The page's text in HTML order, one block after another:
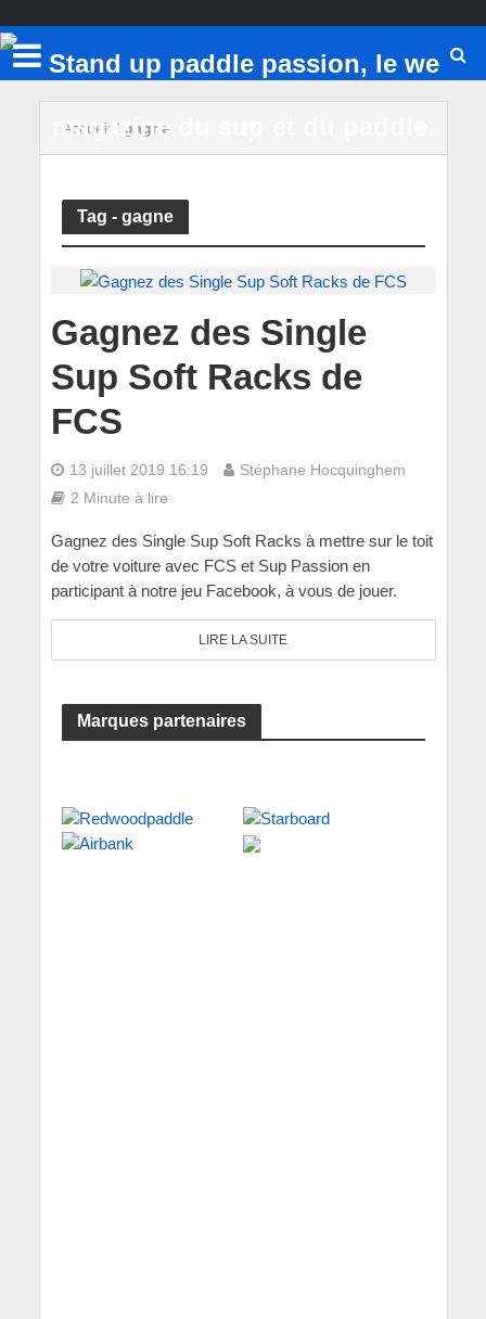
Accueil/ gagne
Tag - gagne
Gagnez des Single
Sup Soft Racks de
FCS
13 juillet 2019 16:19
Stéphane Hocquinghem
2 Minute à lire
Gagnez des Single Sup Soft Racks à mettre sur le toit
de votre voiture avec FCS et Sup Passion en
participant à notre jeu Facebook, à vous de jouer.
LIRE LA SUITE
Marques partenaires